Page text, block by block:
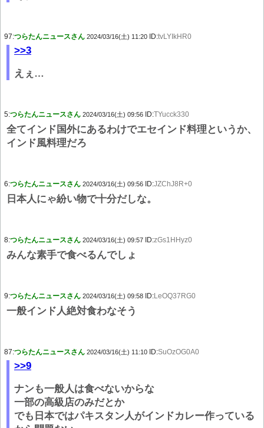
97:つらたんニュースさん 2024/03/16(土) 11:20 ID:tvLYIkHR0
>>3
えぇ…
5:つらたんニュースさん 2024/03/16(土) 09:56 ID:TYucck330
全てインド国外にあるわけでエセインド料理というか、
インド風料理だろ
6:つらたんニュースさん 2024/03/16(土) 09:56 ID:JZChJ8R+0
日本人にゃ紛い物で十分だしな。
8:つらたんニュースさん 2024/03/16(土) 09:57 ID:zGs1HHyz0
みんな素手で食べるんでしょ
9:つらたんニュースさん 2024/03/16(土) 09:58 ID:LeOQ37RG0
一般インド人絶対食わなそう
87:つらたんニュースさん 2024/03/16(土) 11:10 ID:SuOzOG0A0
>>9
ナンも一般人は食べないからな
一部の高級店のみだとか
でも日本ではパキスタン人がインドカレー作っている